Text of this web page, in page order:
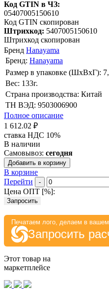
Код GTIN в ЧЗ:
05407005150610
Код GTIN скопирован
Штрихкод: 5407005150610
Штрихкод скопирован
Бренд Hanayama
Бренд: Hanayama
Размер в упаковке (ШхВxГ):
Вес: 133г.
Страна производства: Китай
ТН ВЭД: 9503006900
Полное описание
1 612.02 ₽
ставка НДС 10%
В наличии
Самовывоз: сегодня
Добавить в корзину
В корзине
Перейти
-
Цена ОПТ [%]:
Запросить
Печатаем лого, делаем в
Запросить
Этот товар на
маркетплейсе